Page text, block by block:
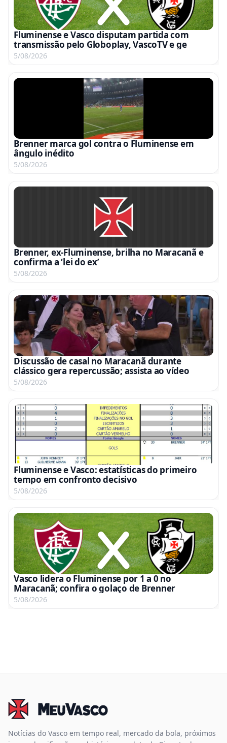
Fluminense e Vasco disputam partida com
transmissão pelo Globoplay, VascoTV e ge
5/08/2026
Brenner marca gol contra o Fluminense em
ângulo inédito
5/08/2026
Brenner, ex-Fluminense, brilha no Maracanã e
confirma a ‘lei do ex’
5/08/2026
Discussão de casal no Maracanã durante
clássico gera repercussão; assista ao vídeo
5/08/2026
Fluminense e Vasco: estatísticas do primeiro
tempo em confronto decisivo
5/08/2026
Vasco lidera o Fluminense por 1 a 0 no
Maracanã; confira o golaço de Brenner
5/08/2026
Notícias do Vasco em tempo real, mercado da bola, próximos